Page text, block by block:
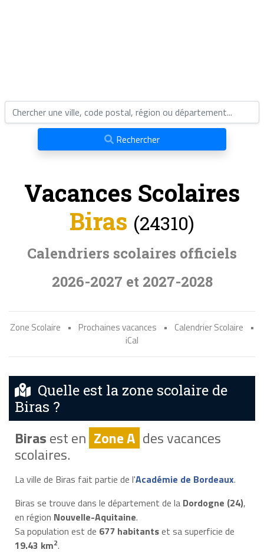
Rechercher
Vacances Scolaires
Biras (24310)
Calendriers scolaires officiels
2026-2027 et 2027-2028
Zone Scolaire • Prochaines vacances • Calendrier Scolaire
•
iCal
Quelle est la zone scolaire de
Biras ?
Birasest en Zone A des vacances
scolaires.
La ville de Biras fait partie de l'Académie de Bordeaux.
Biras se trouve dans le département de la Dordogne (24),
en région Nouvelle-Aquitaine.
Sa population est de 677 habitantset sa superficie de
19.43 km2.